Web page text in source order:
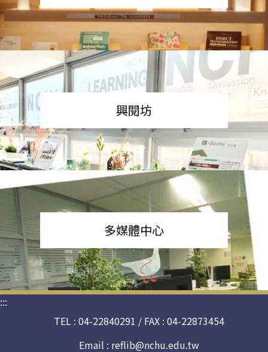
興閱坊
多媒體中心
:::
TEL : 04-22840291 / FAX : 04-22873454
Email : reflib@nchu.edu.tw